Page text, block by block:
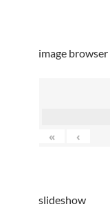
image browser
« ‹
slideshow